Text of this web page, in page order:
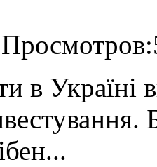
в Україні